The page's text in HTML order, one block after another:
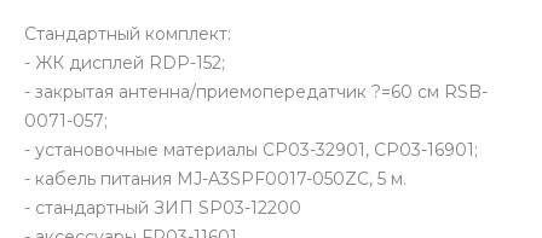
Стандартный комплект:
- ЖК дисплей RDP-152;
- закрытая антенна/приемопередатчик ?=60 см RSB-
0071-057;
- установочные материалы CP03-32901, CP03-16901;
- кабель питания MJ-A3SPF0017-050ZC, 5 м.
- стандартный ЗИП SP03-12200